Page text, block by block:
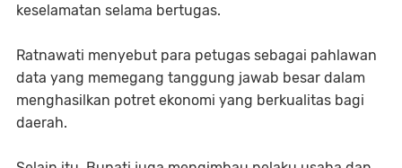
keselamatan selama bertugas.
Ratnawati menyebut para petugas sebagai pahlawan
data yang memegang tanggung jawab besar dalam
menghasilkan potret ekonomi yang berkualitas bagi
daerah.